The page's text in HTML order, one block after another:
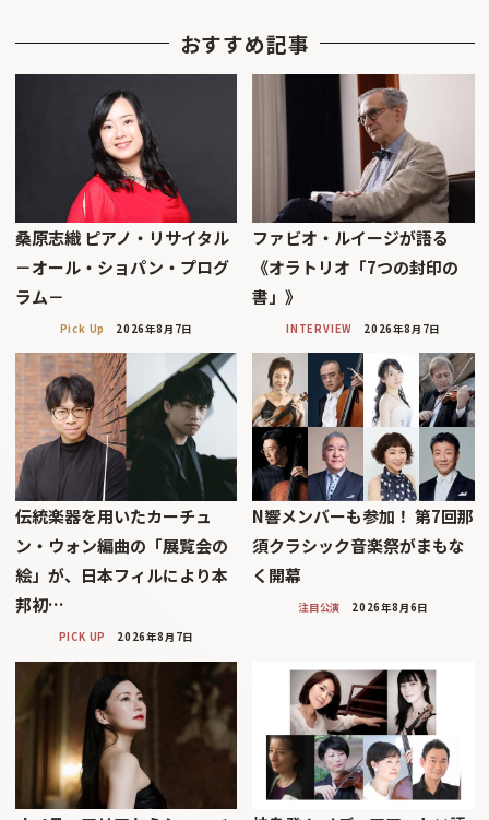
おすすめ記事
桑原志織 ピアノ・リサイタル
－オール・ショパン・プログ
ラム－
Pick Up 2026年8月7日
ファビオ・ルイージが語る
《オラトリオ「7つの封印の
書」》
INTERVIEW 2026年8月7日
伝統楽器を用いたカーチュ
ン・ウォン編曲の「展覧会の
絵」が、日本フィルにより本
邦初…
PICK UP 2026年8月7日
N響メンバーも参加！ 第7回那
須クラシック音楽祭がまもな
く開幕
注目公演 2026年8月6日